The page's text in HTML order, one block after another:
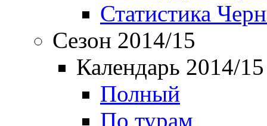
Статистика
Сезон 2014/15
Календарь 2014/15
Полный
По турам